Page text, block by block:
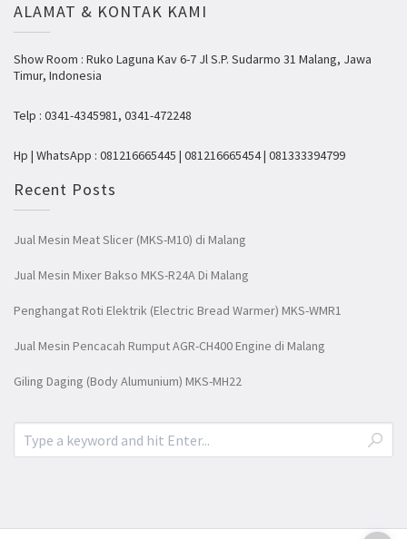
ALAMAT & KONTAK KAMI
Show Room : Ruko Laguna Kav 6-7 Jl S.P. Sudarmo 31 Malang, Jawa
Timur, Indonesia
Telp : 0341-4345981, 0341-472248
Hp | WhatsApp : 081216665445 | 081216665454 | 081333394799
Recent Posts
Jual Mesin Meat Slicer (MKS-M10) di Malang
Jual Mesin Mixer Bakso MKS-R24A Di Malang
Penghangat Roti Elektrik (Electric Bread Warmer) MKS-WMR1
Jual Mesin Pencacah Rumput AGR-CH400 Engine di Malang
Giling Daging (Body Alumunium) MKS-MH22